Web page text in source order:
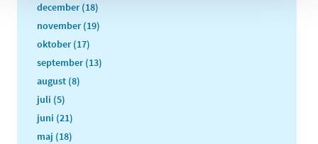
december (18)
november (19)
oktober (17)
september (13)
august (8)
juli (5)
juni (21)
maj (18)